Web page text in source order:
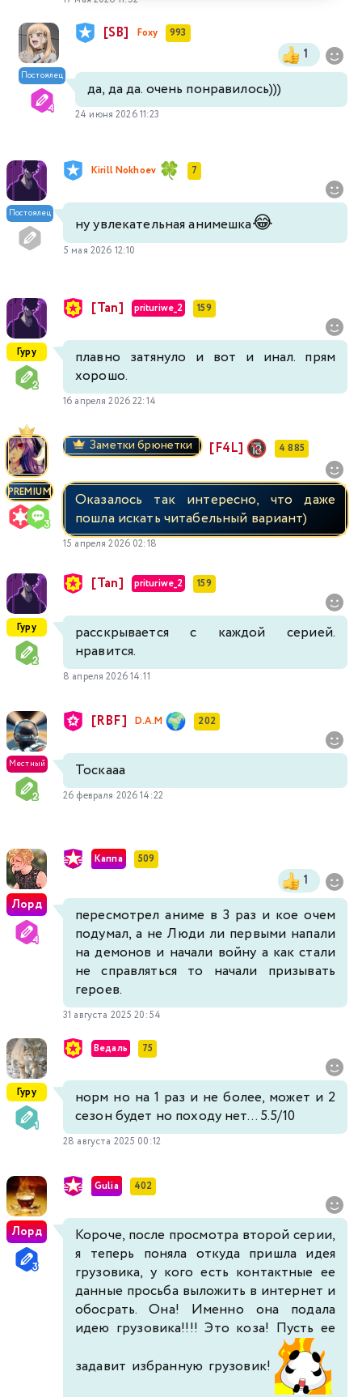
Постоялец
[SB] Foxy 993
1
да, да да. очень понравилось)))
24 июня 2026 11:23
Постоялец
Kirill Nokhoev 7
ну увлекательная анимешка😂
5 мая 2026 12:10
Гуру
[Tan] prituriwe_2 159
плавно затянуло и вот и инал. прям
хорошо.
16 апреля 2026 22:14
PREMIUM
Заметки брюнетки [F4L] 4 885
Оказалось так интересно, что даже
пошла искать читабельный вариант)
15 апреля 2026 02:18
Гуру
[Tan] prituriwe_2 159
расскрывается с каждой серией.
нравится.
8 апреля 2026 14:11
Местный
[RBF] D.A.M 202
Тоскааа
26 февраля 2026 14:22
Лорд
Каппа 509
1
пересмотрел аниме в 3 раз и кое очем
подумал, а не Люди ли первыми напали
на демонов и начали войну а как стали
не справляться то начали призывать
героев.
31 августа 2025 20:54
Гуру
Ведаль 75
норм но на 1 раз и не более, может и 2
сезон будет но походу нет... 5.5/10
28 августа 2025 00:12
Лорд
Gulia 402
Короче, после просмотра второй серии,
я теперь поняла откуда пришла идея
грузовика, у кого есть контактные ее
данные просьба выложить в интернет и
обосрать. Она! Именно она подала
идею грузовика!!!! Это коза! Пусть ее
задавит избранную грузовик!